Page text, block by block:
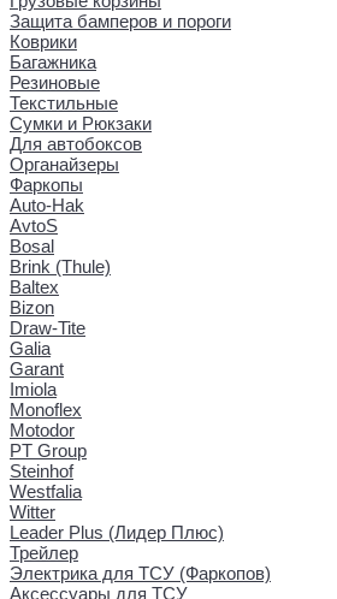
Защита бамперов и пороги
Коврики
Багажника
Резиновые
Текстильные
Сумки и Рюкзаки
Для автобоксов
Органайзеры
Фаркопы
Auto-Hak
AvtoS
Bosal
Brink (Thule)
Baltex
Bizon
Draw-Tite
Galia
Garant
Imiola
Monoflex
Motodor
PT Group
Steinhof
Westfalia
Witter
Leader Plus (Лидер Плюс)
Трейлер
Электрика для ТСУ (Фаркопов)
Аксессуары для ТСУ